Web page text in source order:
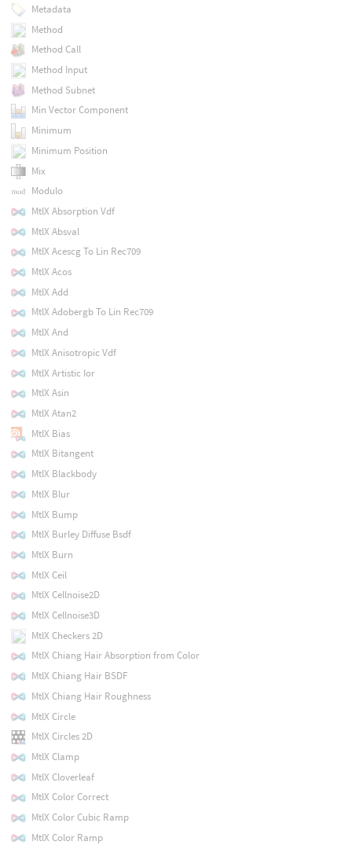
Metadata
Method
Method Call
Method Input
Method Subnet
Min Vector Component
Minimum
Minimum Position
Mix
Modulo
MtlX Absorption Vdf
MtlX Absval
MtlX Acescg To Lin Rec709
MtlX Acos
MtlX Add
MtlX Adobergb To Lin Rec709
MtlX And
MtlX Anisotropic Vdf
MtlX Artistic Ior
MtlX Asin
MtlX Atan2
MtlX Bias
MtlX Bitangent
MtlX Blackbody
MtlX Blur
MtlX Bump
MtlX Burley Diffuse Bsdf
MtlX Burn
MtlX Ceil
MtlX Cellnoise2D
MtlX Cellnoise3D
MtlX Checkers 2D
MtlX Chiang Hair Absorption from Color
MtlX Chiang Hair BSDF
MtlX Chiang Hair Roughness
MtlX Circle
MtlX Circles 2D
MtlX Clamp
MtlX Cloverleaf
MtlX Color Correct
MtlX Color Cubic Ramp
MtlX Color Ramp